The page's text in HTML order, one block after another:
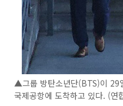
▲그룹 방탄소년단(BTS)이 29
국제공항에 도착하고 있다. (연